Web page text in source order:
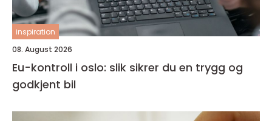
inspiration
08. August 2026
Eu-kontroll i oslo: slik sikrer du en trygg og
godkjent bil